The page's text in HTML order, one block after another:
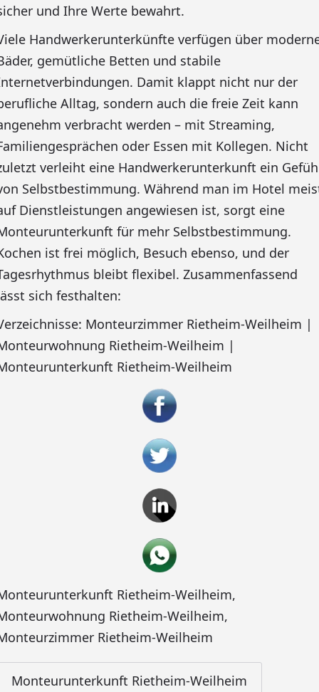
und Ihre Werte bewahrt.
Handwerkerunterkünfte verfügen über
gemütliche Betten und stabile
Damit klappt nicht nur der
Alltag, sondern auch die freie Zeit kann
verbracht werden – mit Streaming,
oder Essen mit Kollegen. Nicht
verleiht eine Handwerkerunterkunft ein
Selbstbestimmung. Während man im Hotel
Dienstleistungen angewiesen ist, sorgt eine
für mehr Selbstbestimmung.
ist frei möglich, Besuch ebenso, und der
bleibt flexibel. Zusammenfassend
sich festhalten:
Monteurzimmer Rietheim-Weilheim |
Rietheim-Weilheim |
Rietheim-Weilheim
Rietheim-Weilheim,
Rietheim-Weilheim,
Rietheim-Weilheim
Monteurunterkunft Rietheim-Weilheim